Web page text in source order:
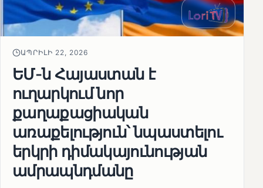
ԱՊՐԻԼԻ 22, 2026
ԵՄ-ն Հայաստան է
ուղարկում նոր
քաղաքացիական
առաքելություն՝ նպաստելու
երկրի դիմակայունության
ամրապնդմանը